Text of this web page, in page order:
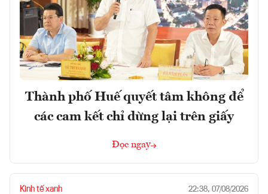
Thành phố Huế quyết tâm không để
các cam kết chỉ dừng lại trên giấy
Đọc ngay
Kinh tế xanh 22:38, 07/08/2026